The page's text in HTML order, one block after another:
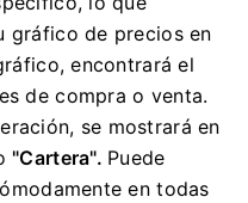
gráfico de precios en
encontrará el
de compra o venta.
se mostrará en
"Cartera". Puede
en todas